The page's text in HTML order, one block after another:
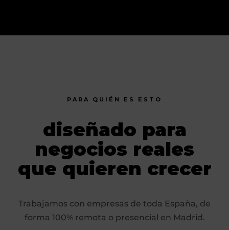
PARA QUIÉN ES ESTO
diseñado para
negocios reales
que quieren crecer
Trabajamos con empresas de toda España, de
forma 100% remota o presencial en Madrid.